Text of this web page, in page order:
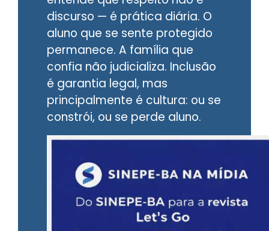
discurso — é prática diária. O
aluno que se sente protegido
permanece. A família que
confia não judicializa. Inclusão
é garantia legal, mas
principalmente é cultura: ou se
constrói, ou se perde aluno.